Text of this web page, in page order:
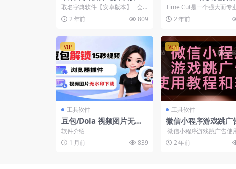
本】
取名字典软件【安卓版本】 会
员可免费获取全站资源，立即开
通会员
2 年前 809
_1.2.2凌月修改高级
【安卓版本】
Time Cut是一个强大而专
频编辑器，使用先进的图像
算法–...
2 年前
VIP
工具软件
豆包/Dola 视频图片无水
印下载 + 解锁15秒视频生
成，浏览器插件
软件介绍
1 月前
839
VIP
工具软件
微信小程序游戏跳广
用教程和软件【PC
不支持手机】
微信小程序游戏跳广告使
和软件【PC端使用不支持
电脑端登录...
2 年前